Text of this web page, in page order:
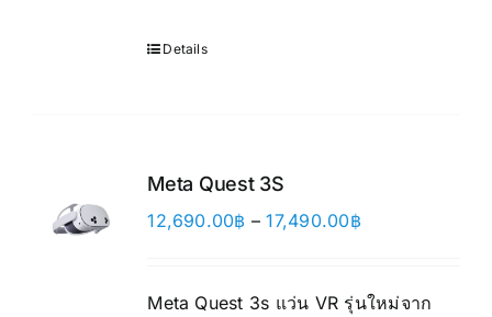
Details
Meta Quest 3S
12,690.00฿ – 17,490.00฿Price
through
Meta Quest 3s แว่น VR รุ่นใหม่จาก